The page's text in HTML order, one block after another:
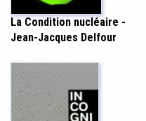
La Condition nucléaire -
Jean-Jacques Delfour